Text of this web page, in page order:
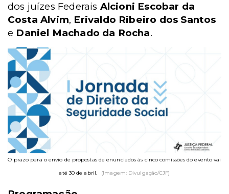
dos juízes Federais Alcioni Escobar da
Costa Alvim, Erivaldo Ribeiro dos Santos
e Daniel Machado da Rocha.
O prazo para o envio de propostas de enunciados às cinco comissões do evento vai
até 30 de abril.
(Imagem: Divulgação/CJF)